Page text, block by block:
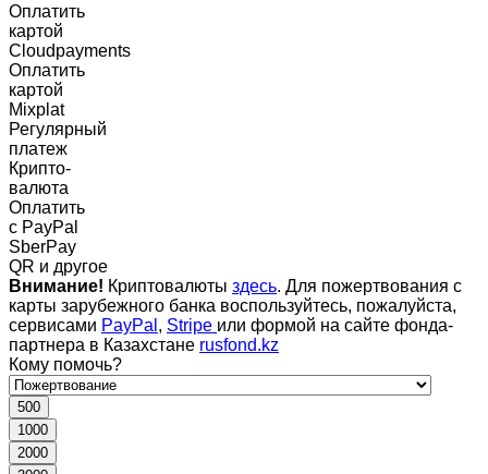
Оплатить
картой
Cloudpayments
Оплатить
картой
Mixplat
Регулярный
платеж
Крипто-
валюта
Оплатить
c PayPal
SberPay
QR и другое
Внимание! Криптовалюты здесь. Для пожертвования с
карты зарубежного банка воспользуйтесь, пожалуйста,
сервисами PayPal , Stripe или формой на сайте фонда-
партнера в Казахстане rusfond.kz
Кому помочь?
500
1000
2000